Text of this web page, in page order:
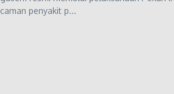
penyakit p...